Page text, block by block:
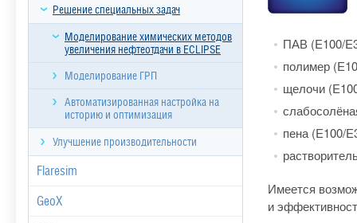
Решение специальных задач
Моделирование химических методов
увеличения нефтеотдачи в ECLIPSE
Моделирование ГРП
Автоматизированная настройка на
историю и оптимизация
Улучшение производительности
Flaresim
GeoX
ПАВ (E100/
полимер
щелочи
пена (E100/
Имеется
и